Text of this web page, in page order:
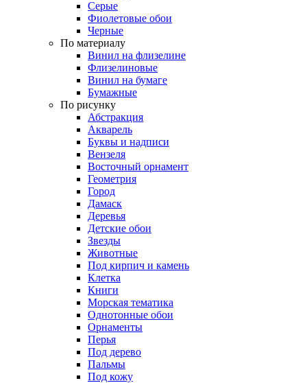
Серые
Фиолетовые обои
Черные
По материалу
Винил на флизелине
Флизелиновые
Винил на бумаге
Бумажные
По рисунку
Абстракция
Акварель
Буквы и надписи
Вензеля
Восточный орнамент
Геометрия
Город
Дамаск
Деревья
Детские обои
Звезды
Животные
Под кирпич и камень
Клетка
Книги
Морская тематика
Однотонные обои
Орнаменты
Перья
Под дерево
Пальмы
Под кожу